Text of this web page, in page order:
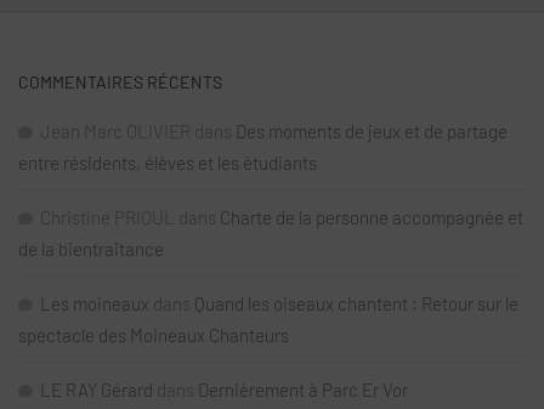
COMMENTAIRES RÉCENTS
Jean Marc OLIVIER dans Des moments de jeux et de partage
entre résidents, élèves et les étudiants
Christine PRIOUL dans Charte de la personne accompagnée et
de la bientraitance
Les moineaux dans Quand les oiseaux chantent : Retour sur le
spectacle des Moineaux Chanteurs
LE RAY Gérard dans Dernièrement à Parc Er Vor